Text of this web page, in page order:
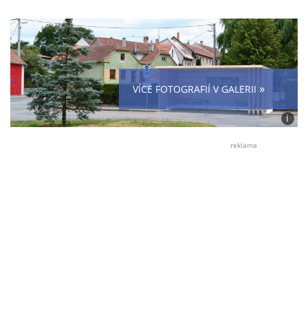
VÍCE FOTOGRAFIÍ V GALERII »
i
Foto:
reklama